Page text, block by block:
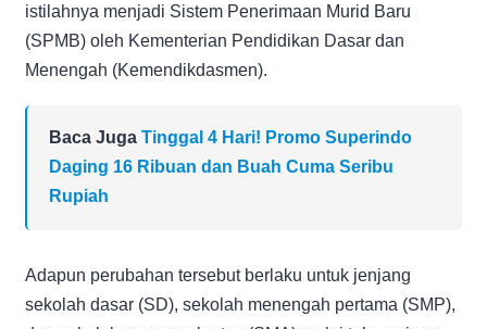
istilahnya menjadi Sistem Penerimaan Murid Baru
(SPMB) oleh Kementerian Pendidikan Dasar dan
Menengah (Kemendikdasmen).
Baca Juga Tinggal 4 Hari! Promo Superindo
Daging 16 Ribuan dan Buah Cuma Seribu
Rupiah
Adapun perubahan tersebut berlaku untuk jenjang
sekolah dasar (SD), sekolah menengah pertama (SMP),